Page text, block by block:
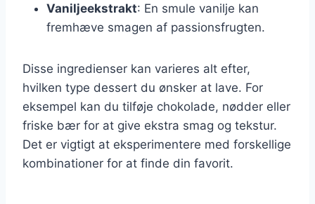
Vaniljeekstrakt: En smule vanilje kan
fremhæve smagen af passionsfrugten.
Disse ingredienser kan varieres alt efter,
hvilken type dessert du ønsker at lave. For
eksempel kan du tilføje chokolade, nødder eller
friske bær for at give ekstra smag og tekstur.
Det er vigtigt at eksperimentere med forskellige
kombinationer for at finde din favorit.